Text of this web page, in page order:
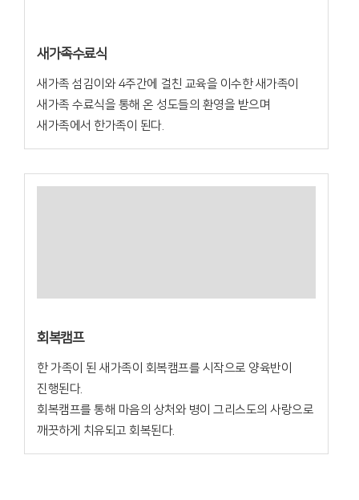
새가족수료식
새가족 섬김이와 4주간에 걸친 교육을 이수한 새가족이
새가족 수료식을 통해 온 성도들의 환영을 받으며
새가족에서 한가족이 된다.
회복캠프
한 가족이 된 새가족이 회복캠프를 시작으로 양육반이
진행된다.
회복캠프를 통해 마음의 상처와 병이 그리스도의 사랑으로
깨끗하게 치유되고 회복된다.